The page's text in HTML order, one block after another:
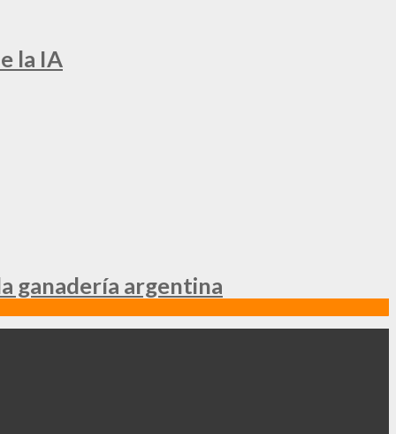
la IA
ganadería argentina